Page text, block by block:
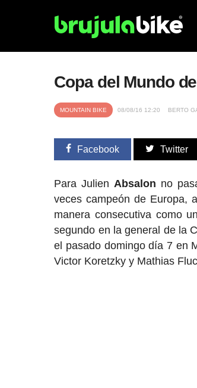
Copa del Mundo
MOUNTAIN BIKE 08/08/16 12:20 BERTO
Facebook Twitter
Para JulienAbsalon no
veces campeón de Europa,
manera consecutiva como
segundo en la general de la
el pasado domingo día 7 en
Victor Koretzky y Mathias